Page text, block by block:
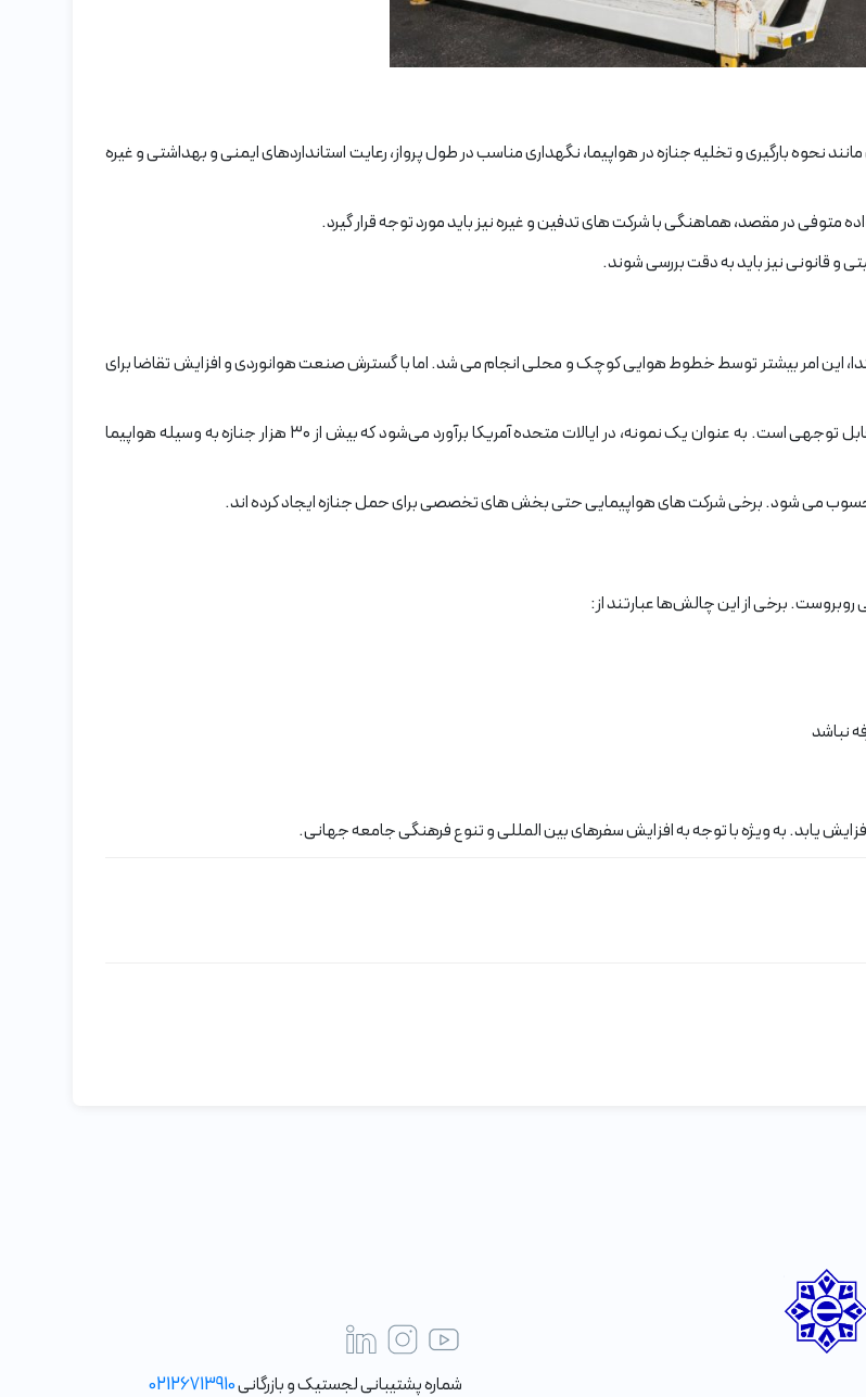
بارگیری و تخلیه جنازه در هواپیما، نگهداری مناسب در طول پرواز، رعایت استانداردهای ایمنی و بهداشتی و غیره
در مقصد، هماهنگی با شرکت های تدفین و غیره نیز باید مورد توجه قرار گیرد.
و قانونی نیز باید به دقت بررسی شوند.
این امر بیشتر توسط خطوط هوایی کوچک و محلی انجام می شد. اما با گسترش صنعت هوانوردی و افزایش تقاضا برای
بر اساس آمارها، تعداد جنازه هایی که ساالانه با هواپیما حمل می شوند، رقم قابل توجهی است. به عنوان یک نمونه، در ایالات متحده آمریکا برآورد می‌شود که بیش از ۳۰ هزار جنازه به وسیله هواپیما
می شود. برخی شرکت های هواپیمایی حتی بخش های تخصصی برای حمل جنازه ایجاد کرده اند.
برخی از این چالش‌ها عبارتند از:
نباشد
یابد. به ویژه با توجه به افزایش سفرهای بین المللی و تنوع فرهنگی جامعه جهانی.
شماره پشتیبانی لجستیک و بازرگانی02126713910